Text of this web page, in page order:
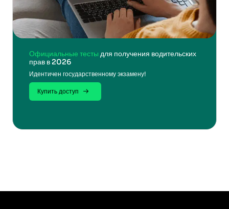
Официальные тесты для получения водительских
прав в 2026
Идентичен государственному экзамену!
Купить доступ